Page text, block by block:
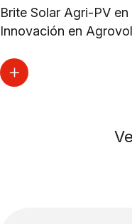
Brite Solar Agri-PV
Innovación en